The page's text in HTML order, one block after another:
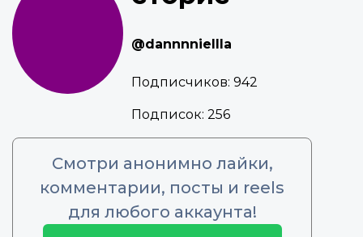
@dannnniellla
Подписчиков: 942
Подписок: 256
Смотри анонимно лайки,
комментарии, посты и reels
для любого аккаунта!